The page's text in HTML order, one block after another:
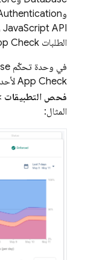
و
الطلبات Check
في وحدة تحكّم
App Check
فحص التطبيقات
المثال: